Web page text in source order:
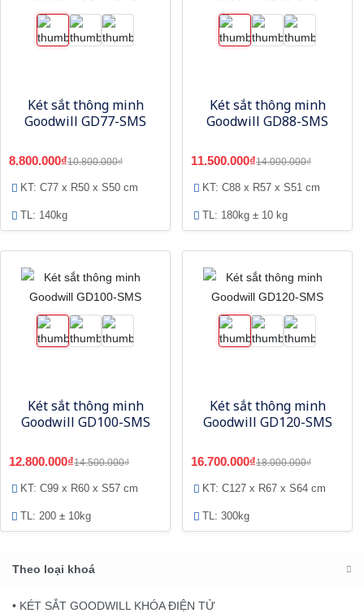
Két sắt thông minh
Goodwill GD77-SMS
8.800.000₫10.800.000₫
KT: C77 x R50 x S50 cm
TL: 140kg
Két sắt thông minh
Goodwill GD88-SMS
11.500.000₫14.000.000₫
KT: C88 x R57 x S51 cm
TL: 180kg ± 10 kg
Két sắt thông minh
Goodwill GD100-SMS
12.800.000₫14.500.000₫
KT: C99 x R60 x S57 cm
TL: 200 ± 10kg
Két sắt thông minh
Goodwill GD120-SMS
16.700.000₫18.000.000₫
KT: C127 x R67 x S64 cm
TL: 300kg
Theo loại khoá
• KÉT SẮT GOODWILL KHÓA ĐIỆN TỬ